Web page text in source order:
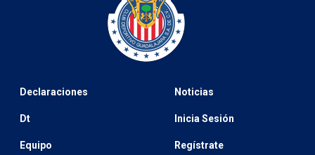
Declaraciones
Dt
Equipo
Noticias
Inicia Sesión
Regístrate